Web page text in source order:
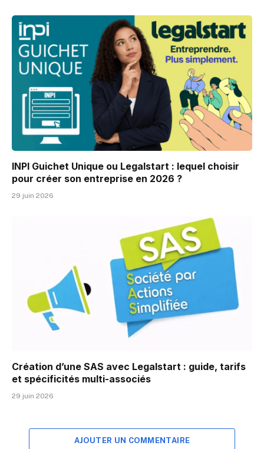
INPI Guichet Unique ou Legalstart : lequel choisir
pour créer son entreprise en 2026 ?
29 juin 2026
Création d’une SAS avec Legalstart : guide, tarifs
et spécificités multi-associés
29 juin 2026
AJOUTER UN COMMENTAIRE